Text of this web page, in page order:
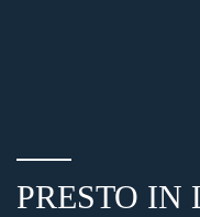
PRESTO IN